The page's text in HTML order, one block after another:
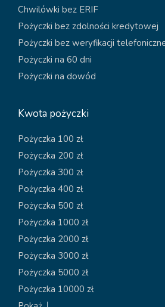
Chwilówki bez ERIF
Pożyczki bez zdolności kredytowej
Pożyczki bez weryfikacji
Pożyczki na 60 dni
Pożyczki na dowód
Kwota pożyczki
Pożyczka 100 zł
Pożyczka 200 zł
Pożyczka 300 zł
Pożyczka 400 zł
Pożyczka 500 zł
Pożyczka 1000 zł
Pożyczka 2000 zł
Pożyczka 3000 zł
Pożyczka 5000 zł
Pożyczka 10000 zł